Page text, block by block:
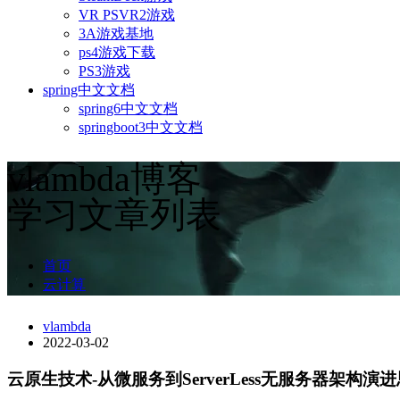
VR PSVR2游戏
3A游戏基地
ps4游戏下载
PS3游戏
spring中文文档
spring6中文文档
springboot3中文文档
vlambda博客
学习文章列表
首页
云计算
vlambda
2022-03-02
云原生技术-从微服务到ServerLess无服务器架构演